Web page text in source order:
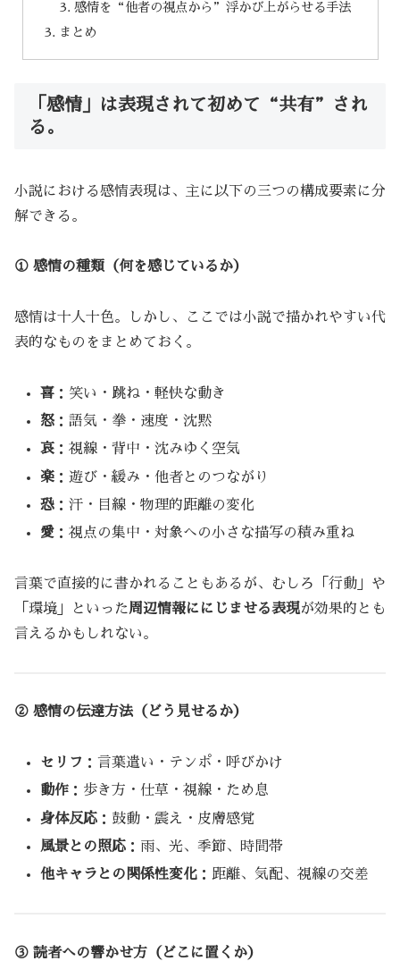
感情を“他者の視点から”浮かび上がらせる手法
まとめ
「感情」は表現されて初めて“共有”され
る。
小説における感情表現は、主に以下の三つの構成要素に分
解できる。
① 感情の種類（何を感じているか）
感情は十人十色。しかし、ここでは小説で描かれやすい代
表的なものをまとめておく。
喜 ：笑い・跳ね・軽快な動き
怒：語気・拳・速度・沈黙
哀 ：視線・背中・沈みゆく空気
楽 ：遊び・緩み・他者とのつながり
恐 ：汗・目線・物理的距離の変化
愛 ：視点の集中・対象への小さな描写の積み重ね
言葉で直接的に書かれることもあるが、むしろ「行動」や
「環境」といった周辺情報ににじませる表現が効果的とも
言えるかもしれない。
② 感情の伝達方法（どう見せるか）
セリフ ：言葉遣い・テンポ・呼びかけ
動作 ：歩き方・仕草・視線・ため息
身体反応 ：鼓動・震え・皮膚感覚
風景との照応 ：雨、光、季節、時間帯
他キャラとの関係性変化 ：距離、気配、視線の交差
③ 読者への響かせ方（どこに置くか）